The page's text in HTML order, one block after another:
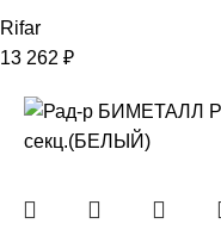
Rifar
13 262 ₽